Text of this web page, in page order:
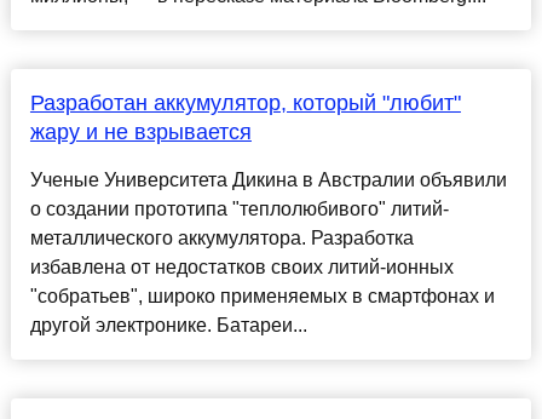
Разработан аккумулятор, который "любит"
жару и не взрывается
Ученые Университета Дикина в Австралии объявили
о создании прототипа "теплолюбивого" литий-
металлического аккумулятора. Разработка
избавлена от недостатков своих литий-ионных
"собратьев", широко применяемых в смартфонах и
другой электронике. Батареи...